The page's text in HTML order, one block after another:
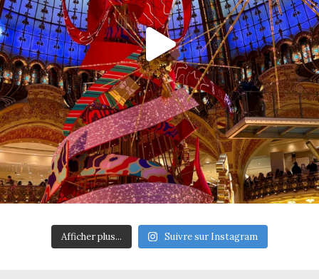
Afficher plus... Suivre sur Instagram